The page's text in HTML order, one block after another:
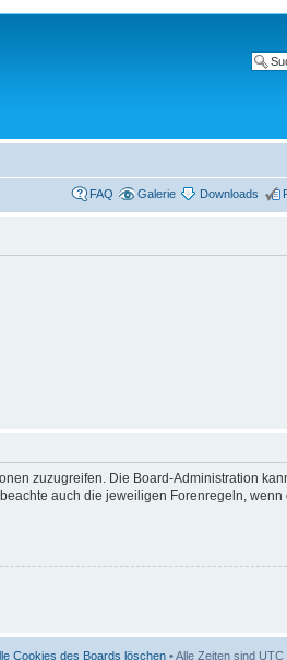
FAQ Galerie Downloads
zuzugreifen. Die Board-Administration
auch die jeweiligen Forenregeln,
Cookies des Boards löschen • Alle Zeiten sind